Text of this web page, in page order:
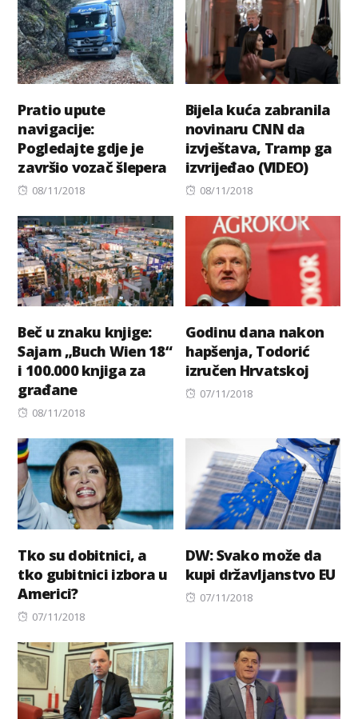
Pratio upute
navigacije:
Pogledajte gdje je
završio vozač šlepera
Posted
08/11/2018
Bijela kuća zabranila
novinaru CNN da
izvještava, Tramp ga
izvrijeđao (VIDEO)
Posted
08/11/2018
Beč u znaku knjige:
Sajam „Buch Wien 18“
i 100.000 knjiga za
građane
Posted
08/11/2018
Godinu dana nakon
hapšenja, Todorić
izručen Hrvatskoj
Posted
07/11/2018
Tko su dobitnici, a
tko gubitnici izbora u
Americi?
Posted
07/11/2018
DW: Svako može da
kupi državljanstvo EU
Posted
07/11/2018